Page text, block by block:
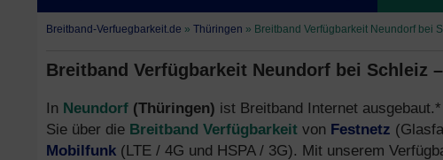
Breitband-Verfuegbarkeit.de » Thüringen » Breitband Verfügbarkeit Neundorf bei
Breitband Verfügbarkeit Neundorf bei Schleiz
In Neundorf (Thüringen) ist Breitband Internet
Sie über die Breitband Verfügbarkeit von Festnetz
Mobilfunk (LTE / 4G und HSPA / 3G). Mit unserem